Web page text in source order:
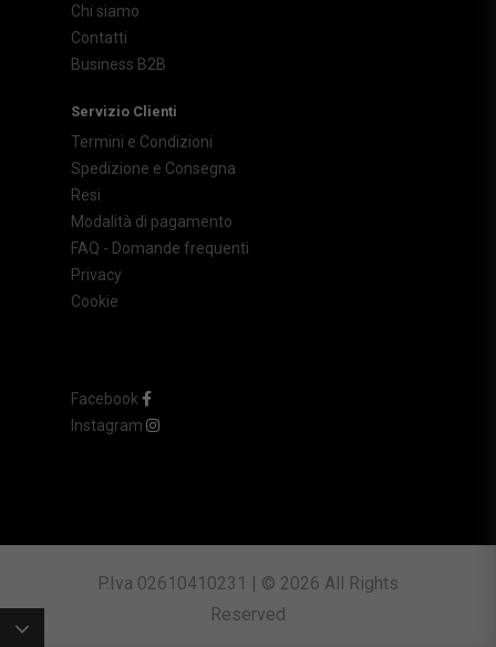
Chi siamo
Contatti
Business B2B
Servizio Clienti
Termini e Condizioni
Spedizione e Consegna
Resi
Modalità di pagamento
FAQ - Domande frequenti
Privacy
Cookie
Facebook
Instagram
P.Iva 02610410231 | © 2026 All Rights
Reserved